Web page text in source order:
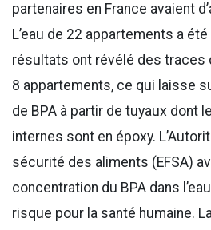
partenaires en France avaient
L’eau de 22 appartements a
résultats ont révélé des traces
8 appartements, ce qui laisse
de BPA à partir de tuyaux dont
internes sont en époxy.
sécurité des aliments (EFSA)
concentration du BPA dans
risque pour la santé humaine.